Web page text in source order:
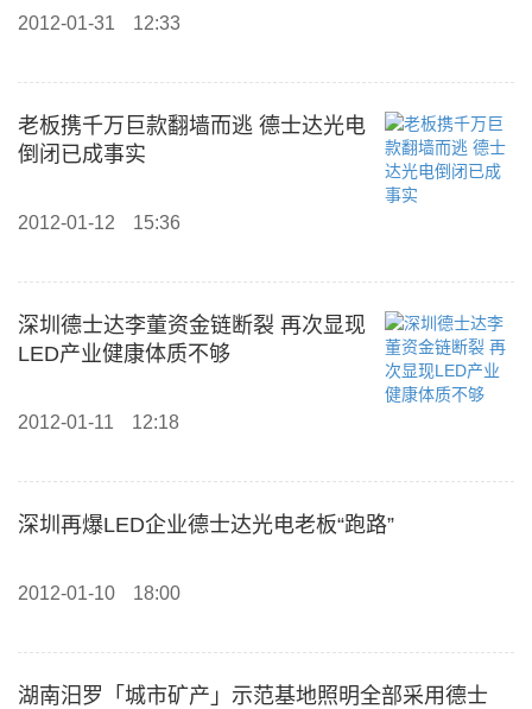
2012-01-31 12:33
老板携千万巨款翻墙而逃 德士达光电
倒闭已成事实
2012-01-12 15:36
深圳德士达李董资金链断裂 再次显现
LED产业健康体质不够
2012-01-11 12:18
深圳再爆LED企业德士达光电老板“跑路”
2012-01-10 18:00
湖南汨罗「城市矿产」示范基地照明全部采用德士